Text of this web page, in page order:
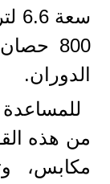
الدوران.
مكابس،